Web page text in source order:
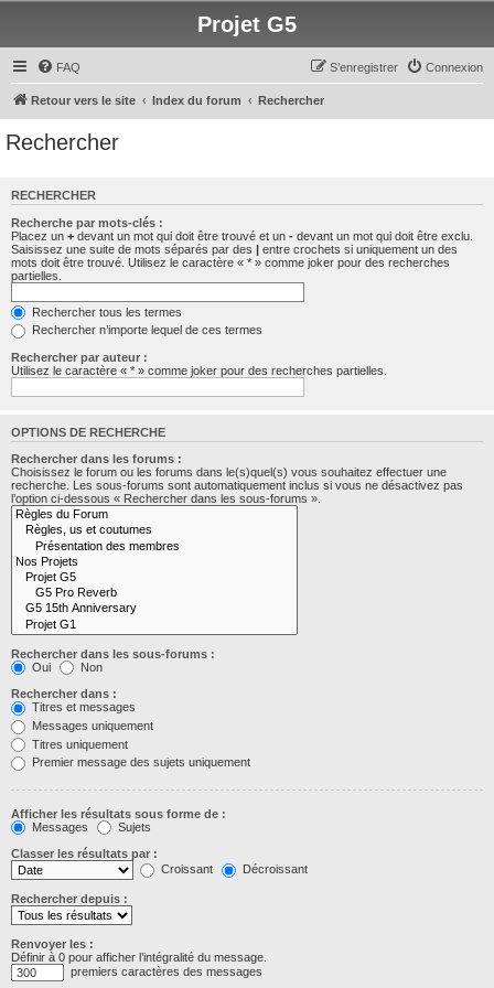
Projet G5
FAQ Connexion
S’enregistrer
Retour vers le site Index du forum Rechercher
Rechercher
RECHERCHER
Recherche par mots-clés :
Placez un + devant un mot qui doit être trouvé et un - devant un mot qui doit être exclu.
Saisissez une suite de mots séparés par des | entre crochets si uniquement un des
mots doit être trouvé. Utilisez le caractère « * » comme joker pour des recherches
partielles.
Rechercher tous les termes
Rechercher n’importe lequel de ces termes
Rechercher par auteur :
Utilisez le caractère « * » comme joker pour des recherches partielles.
OPTIONS DE RECHERCHE
Rechercher dans les forums :
Choisissez le forum ou les forums dans le(s)quel(s) vous souhaitez effectuer une
recherche. Les sous-forums sont automatiquement inclus si vous ne désactivez pas
l’option ci-dessous « Rechercher dans les sous-forums ».
Rechercher dans les sous-forums :
Oui
Non
Rechercher dans :
Titres et messages
Messages uniquement
Titres uniquement
Premier message des sujets uniquement
Afficher les résultats sous forme de :
Messages
Sujets
Classer les résultats par :
Croissant
Décroissant
Rechercher depuis :
Renvoyer les :
Définir à 0 pour afficher l’intégralité du message.
premiers caractères des messages